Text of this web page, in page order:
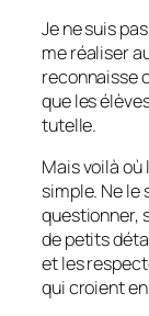
Je ne suis
me réaliser
reconnaisse
que les
tutelle.
Mais voilà où
simple. Ne le
questionner,
de petits
et les
qui croient